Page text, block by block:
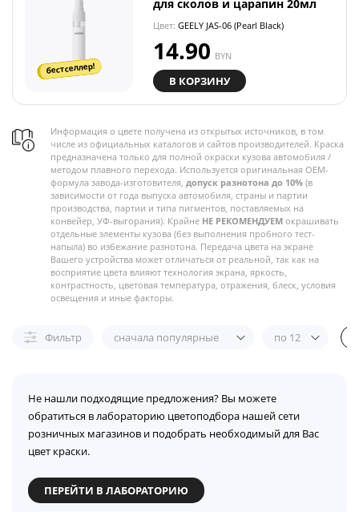
бестселлер!
для сколов и царапин 20мл
Цвет: GEELY JAS-06 (Pearl Black)
14.90 BYN
В КОРЗИНУ
Информация о цвете получена из открытых источников, в том
числе из официальных каталогов и сайтов производителей. Краска
предназначена только для полной окраски кузова автомобиля /
методом плавного перехода. Используется оригинальная OEM-
формула завода-изготовителя, допуск разнотона до 10% (в
зависимости от года выпуска автомобиля, страны и партии
производства, партии и типа пигментов, поставляемых на
конвейер, УФ-выгорания). Крайне НЕ РЕКОМЕНДУЕМ окрашивать
отдельные элементы кузова (без выполнения пробного тест-
напыла) во избежание разнотона. Передача цвета на экране
Вашего устройства может отличаться от реальной, так как на
восприятие цвета влияют технология экрана, яркость,
контрастность, цветовая температура, отражения, блеск, условия
освещения и иные факторы.
Фильтр сначала популярные по 12
Не нашли подходящие предложения? Вы можете
обратиться в лабораторию цветоподбора нашей сети
розничных магазинов и подобрать необходимый для Вас
цвет краски.
ПЕРЕЙТИ В ЛАБОРАТОРИЮ